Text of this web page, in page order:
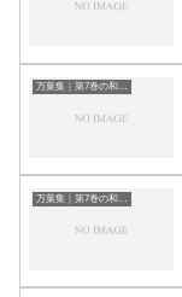
万葉集｜第7巻の和歌一覧
万葉集｜第7巻の和歌一覧